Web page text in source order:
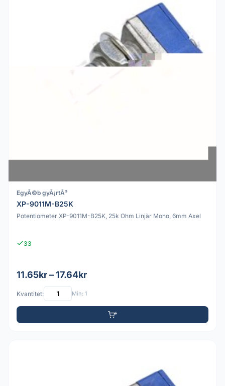
EgyÃ©b gyÃ¡rtÃ³
XP-9011M-B25K
Potentiometer XP-9011M-B25K, 25k Ohm Linjär Mono, 6mm Axel
33
11.65kr – 17.64kr
Kvantitet: Min: 1